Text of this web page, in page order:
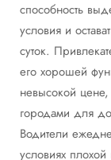
способность
условия и
суток.
его хорошей
невысокой
городами для
Водители
условиях